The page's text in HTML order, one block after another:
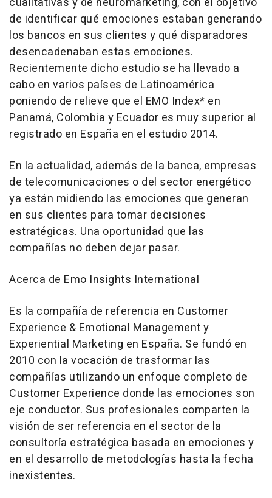
de identificar qué emociones estaban generando
los bancos en sus clientes y qué disparadores
desencadenaban estas emociones.
Recientemente dicho estudio se ha llevado a
cabo en varios países de Latinoamérica
poniendo de relieve que el EMO Index* en
Panamá, Colombia y Ecuador es muy superior al
registrado en España en el estudio 2014.
En la actualidad, además de la banca, empresas
de telecomunicaciones o del sector energético
ya están midiendo las emociones que generan
en sus clientes para tomar decisiones
estratégicas. Una oportunidad que las
compañías no deben dejar pasar.
Acerca de Emo Insights International
Es la compañía de referencia en Customer
Experience & Emotional Management y
Experiential Marketing en España. Se fundó en
2010 con la vocación de trasformar las
compañías utilizando un enfoque completo de
Customer Experience donde las emociones son
eje conductor. Sus profesionales comparten la
visión de ser referencia en el sector de la
consultoría estratégica basada en emociones y
en el desarrollo de metodologías hasta la fecha
inexistentes.